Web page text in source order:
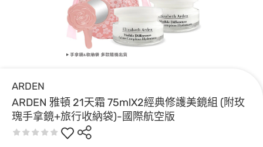
ARDEN
ARDEN 雅頓 21天霜 75mlX2經典修護美鏡組 (附玫
瑰手拿鏡+旅行收納袋)-國際航空版